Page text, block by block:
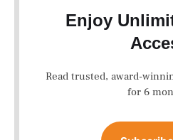
Enjoy
Read trusted, award-
for 6